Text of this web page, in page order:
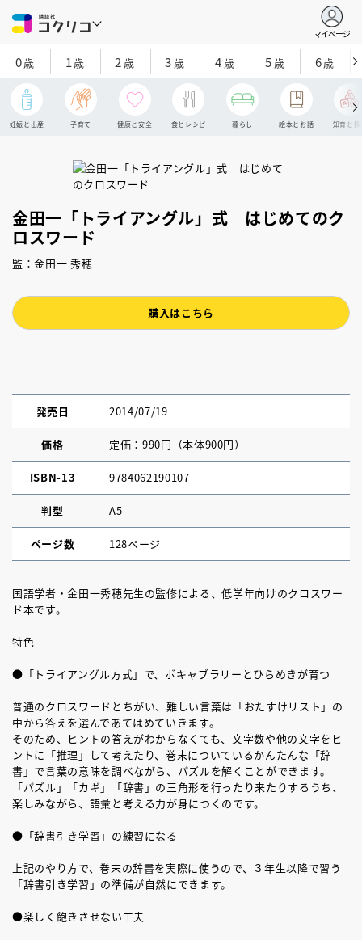
マイページ
0歳 1歳 2 歳 3歳 4歳 5歳 6歳
妊娠と出産 子育て 健康と安全 食とレシピ 暮らし 絵本とお話 知育と探
金田一「トライアングル」式 はじめてのク
ロスワード
監：金田一 秀穂
購入はこちら
発売日 2014/07/19
価格 定価：990円（本体900円）
ISBN-13 9784062190107
判型 A5
ページ数 128ページ
国語学者・金田一秀穂先生の監修による、低学年向けのクロスワー
ド本です。
特色
●「トライアングル方式」で、ボキャブラリーとひらめきが育つ
普通のクロスワードとちがい、難しい言葉は「おたすけリスト」の
中から答えを選んであてはめていきます。
そのため、ヒントの答えがわからなくても、文字数や他の文字をヒ
ントに「推理」して考えたり、巻末についているかんたんな「辞
書」で言葉の意味を調べながら、パズルを解くことができます。
「パズル」「カギ」「辞書」の三角形を行ったり来たりするうち、
楽しみながら、語彙と考える力が身につくのです。
●「辞書引き学習」の練習になる
上記のやり方で、巻末の辞書を実際に使うので、３年生以降で習う
「辞書引き学習」の準備が自然にできます。
●楽しく飽きさせない工夫